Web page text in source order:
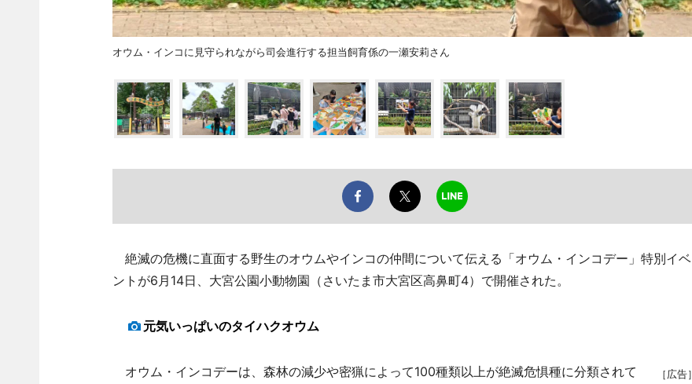
オウム・インコに見守られながら司会進行する担当飼育係の一瀬安莉さん
絶滅の危機に直面する野生のオウムやインコの仲間について伝える「オウム・インコデー」特別イベ
ントが6月14日、大宮公園小動物園（さいたま市大宮区高鼻町4）で開催された。
元気いっぱいのタイハクオウム
［広告］
オウム・インコデーは、森林の減少や密猟によって100種類以上が絶滅危惧種に分類されて